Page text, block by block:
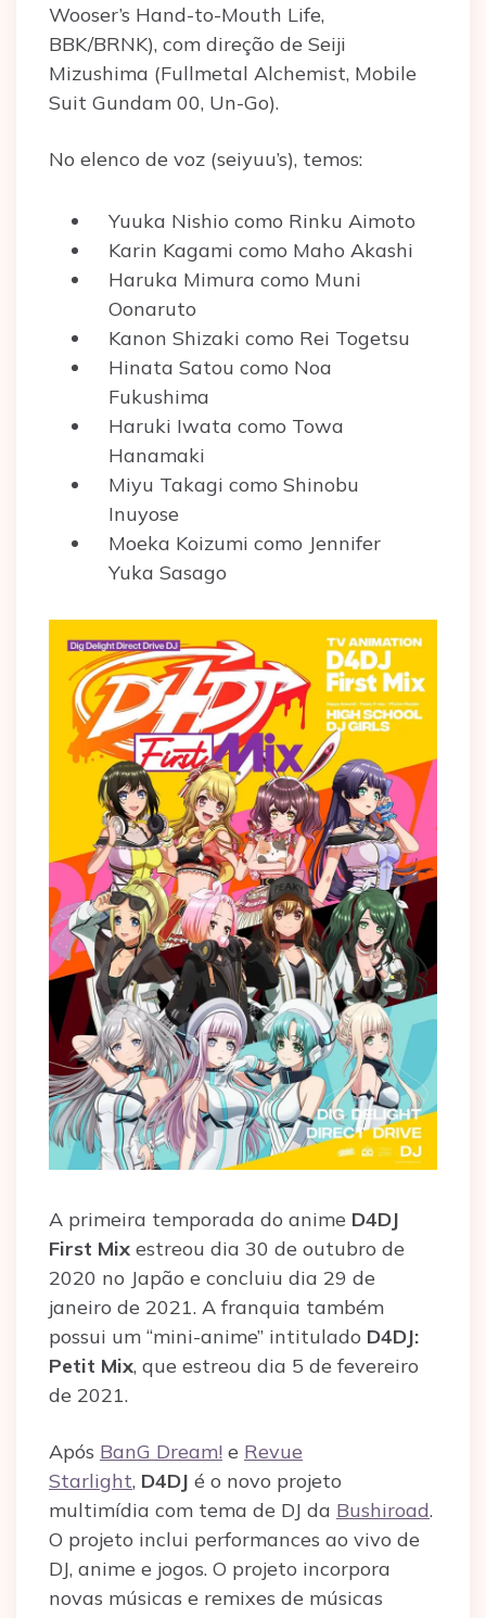
Wooser’s Hand-to-Mouth Life,
BBK/BRNK), com direção de Seiji
Mizushima (Fullmetal Alchemist, Mobile
Suit Gundam 00, Un-Go).
No elenco de voz (seiyuu’s), temos:
Yuuka Nishio como Rinku Aimoto
Karin Kagami como Maho Akashi
Haruka Mimura como Muni
Oonaruto
Kanon Shizaki como Rei Togetsu
Hinata Satou como Noa
Fukushima
Haruki Iwata como Towa
Hanamaki
Miyu Takagi como Shinobu
Inuyose
Moeka Koizumi como Jennifer
Yuka Sasago
A primeira temporada do anime D4DJ
First Mix estreou dia 30 de outubro de
2020 no Japão e concluiu dia 29 de
janeiro de 2021. A franquia também
possui um “mini-anime” intitulado D4DJ:
Petit Mix, que estreou dia 5 de fevereiro
de 2021.
Após BanG Dream! e Revue
Starlight, D4DJ é o novo projeto
multimídia com tema de DJ da Bushiroad.
O projeto inclui performances ao vivo de
DJ, anime e jogos. O projeto incorpora
novas músicas e remixes de músicas